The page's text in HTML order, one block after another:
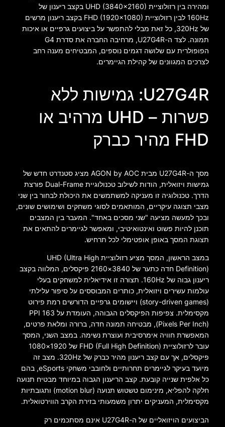
ומהירה בין רזולוציית UHD (3840×2160) בקצב ריענון של
160Hz לבין רזולוציית FHD (1920×1080) בקצב ריענון מרשים
של 320Hz, כל זאת מבלי להתפשר על ביצועים גרפיים או איכות
תמונה. לצד ה-U27G4R, מרחיבה החברה את סדרת G4
הפופולרית עם שלושה דגמים נוספים, המבטיחים מענה רחב
לצרכים המגוונים של קהילת הגיימרים.
U27G4R: גמישות ללא
פשרות – UHD מרהיב או
FHD מהיר כברק
מסך ה-U27G4R מבית AGON by AOC מציג סטנדרט חדש של
גמישות ויזואלית, הודות לשילוב טכנולוגיית Dual-Frame פורצת
הדרך. טכנולוגיה זו מעניקה למשתמשים את היכולת לבחור בין שני
מצבי תצוגה עיקריים, המותאמים לסוגי משחקים ושימושים שונים,
ובכך למעשה מציעה "שני מסכים באחד". המעבר בין המצבים
תוכנן להיות פשוט ואינטואיטיבי, ומאפשר לגיימרים להתאים את
תצוגת המסך באופן אופטימלי לכל תרחיש.
במצב הראשון, המסך מציע רזולוציית UHD (Ultra High
Definition) חדה כתער של 3840×2160 פיקסלים, המלווה בקצב
ריענון גבוה של 160Hz. תצורה זו אידיאלית למשחקים בעלי
עולמות עשירים ויזואלית, כותרים המבוססים על סיפור עלילתי
(story-driven games) ויישומים גרפיים הדורשים רמת פירוט
מקסימלית. צפיפות הפיקסלים הגבוהה, העומדת על 163 PPI
(Pixels Per Inch), מבטיחה תמונה חדה, ברורה ומלאת פרטים,
המאפשרת חוויה אימרסיבית ועוצרת נשימה. במצב השני, המסך
עובר לרזולוציית FHD (Full High Definition) של 1920×1080
פיקסלים, אך עם קצב ריענון מהיר כברק של 320Hz. מצב זה
מיועד בעיקר לגיימרים תחרותיים ולחובבי משחקי eSports, בהם
כל אלפית שנייה קובעת. קצב הריענון הגבוה במיוחד מבטיח תנועה
חלקה להפליא, מינימום טשטוש תנועה (motion blur) ותגובתיות
מקסימלית, המעניקים יתרון משמעותי בזירת הקרב הווירטואלית.
הביצועים הויזואליים של ה-U27G4R אינם מסתכמים רק